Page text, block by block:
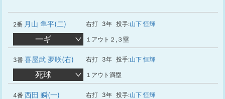
2番 月山 隼平(二) 右打 3年 投手:山下 恒輝
一ギ １アウト２,３塁
3番 喜屋武 夢咲(右) 右打 3年 投手:山下 恒輝
死球 １アウト満塁
4番 西田 瞬(一) 右打 3年 投手:山下 恒輝